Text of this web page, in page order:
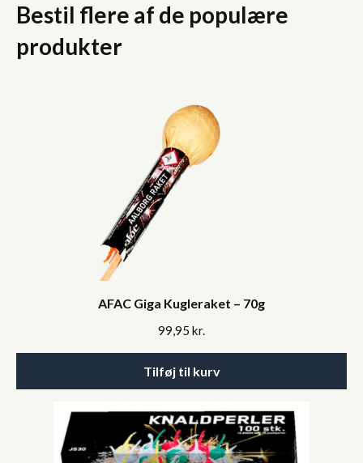
Bestil flere af de populære
produkter
AFAC Giga Kugleraket – 70g
99,95 kr.
Tilføj til kurv